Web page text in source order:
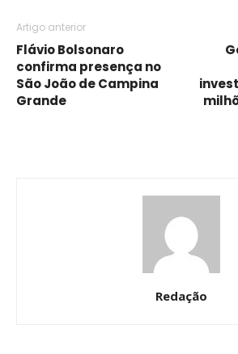
Artigo anterior
Flávio Bolsonaro
confirma presença no
São João de Campina
Grande
Redação